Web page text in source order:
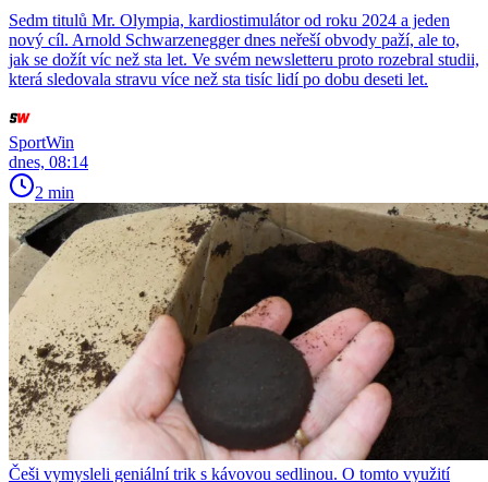
Sedm titulů Mr. Olympia, kardiostimulátor od roku 2024 a jeden
nový cíl. Arnold Schwarzenegger dnes neřeší obvody paží, ale to,
jak se dožít víc než sta let. Ve svém newsletteru proto rozebral studii,
která sledovala stravu více než sta tisíc lidí po dobu deseti let.
SportWin
dnes, 08:14
2 min
Češi vymysleli geniální trik s kávovou sedlinou. O tomto využití